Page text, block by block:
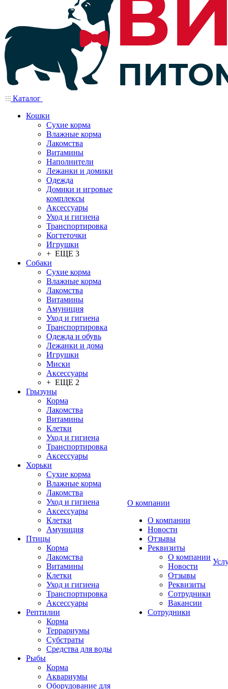
Каталог
Кошки
Сухие корма
Влажные корма
Лакомства
Витамины
Наполнители
Лежанки и домики
Одежда
Домики и игровые
комплексы
Аксессуары
Уход и гигиена
Транспортировка
Когтеточки
Игрушки
+ ЕЩЕ 3
Собаки
Сухие корма
Влажные корма
Лакомства
Витамины
Амуниция
Уход и гигиена
Транспортировка
Одежда и обувь
Лежанки и дома
Игрушки
Миски
Аксессуары
+ ЕЩЕ 2
Грызуны
Корма
Лакомства
Витамины
Клетки
Уход и гигиена
Транспортировка
Аксессуары
Хорьки
Сухие корма
Влажные корма
Лакомства
Уход и гигиена
Аксессуары
Клетки
Амуниция
Птицы
Корма
Лакомства
Витамины
Клетки
Уход и гигиена
Транспортировка
Аксессуары
Рептилии
Корма
Террариумы
Субстраты
Средства для воды
Рыбы
Корма
Аквариумы
Оборудование для
О компании
О компании
Новости
Отзывы
Реквизиты
О компании
Новости
Отзывы
Реквизиты
Сотрудники
Вакансии
Сотрудники